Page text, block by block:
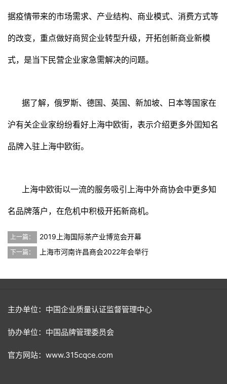
据疫情带来的市场需求、产业结构、商业模式、消费方式等
的改变，重点做好商贸企业转型升级，开拓创新商业新模
式，是当下民营企业家急需解决的问题。
据了解，俄罗斯、德国、英国、新加坡、日本等国家在
沪有关企业家纷纷看好上海中欧街，表示介绍更多外囯知名
品牌入驻上海中欧街。
上海中欧街以一流的服务吸引上海中外商协会中更多知
名品牌落户，在危机中积极开拓新商机。
上一篇： 2019上海国际茶产业博览会开幕
下一篇： 上海市河南许昌商会2022年会举行
主办单位：中国企业质量认证监督管理中心
协办单位：中国品牌管理委员会
官方网站：www.315cqce.com